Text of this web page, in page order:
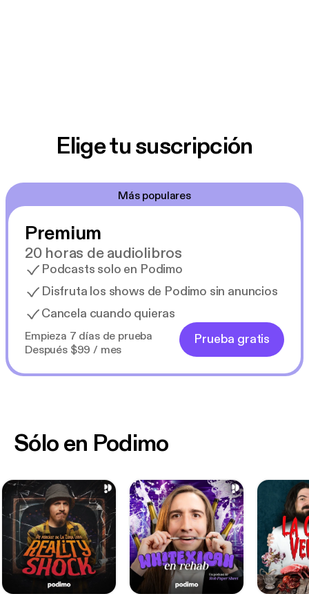
Elige tu suscripción
Más populares
Premium
20 horas de audiolibros
Podcasts solo en Podimo
Disfruta los shows de Podimo sin anuncios
Cancela cuando quieras
Empieza 7 días de prueba
Después $99 / mes
Prueba gratis
Sólo en Podimo